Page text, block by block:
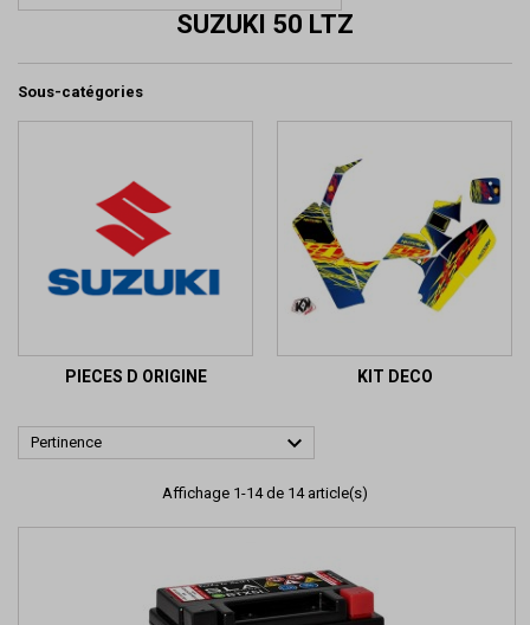
SUZUKI 50 LTZ
Sous-catégories
PIECES D ORIGINE KIT DECO
Pertinence 
Affichage 1-14 de 14 article(s)